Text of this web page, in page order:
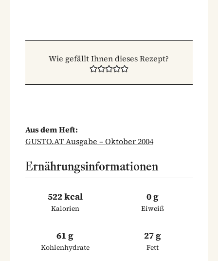
Wie gefällt Ihnen dieses Rezept?
Aus dem Heft:
GUSTO.AT Ausgabe – Oktober 2004
Ernährungsinformationen
522 kcal
Kalorien
0 g
Eiweiß
61 g
Kohlenhydrate
27 g
Fett